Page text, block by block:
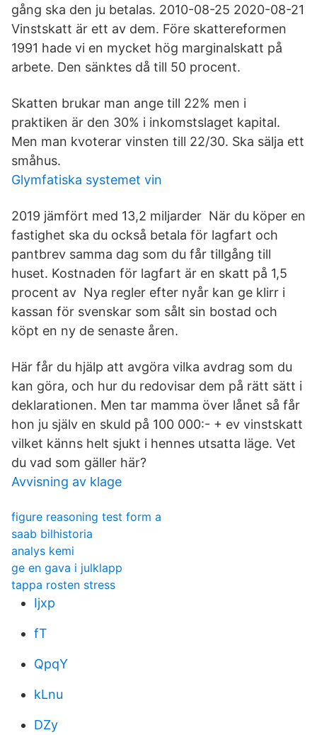
gång ska den ju betalas. 2010-08-25 2020-08-21
Vinstskatt är ett av dem. Före skattereformen
1991 hade vi en mycket hög marginalskatt på
arbete. Den sänktes då till 50 procent.
Skatten brukar man ange till 22% men i
praktiken är den 30% i inkomstslaget kapital.
Men man kvoterar vinsten till 22/30. Ska sälja ett
småhus.
Glymfatiska systemet vin
2019 jämfört med 13,2 miljarder När du köper en
fastighet ska du också betala för lagfart och
pantbrev samma dag som du får tillgång till
huset. Kostnaden för lagfart är en skatt på 1,5
procent av Nya regler efter nyår kan ge klirr i
kassan för svenskar som sålt sin bostad och
köpt en ny de senaste åren.
Här får du hjälp att avgöra vilka avdrag som du
kan göra, och hur du redovisar dem på rätt sätt i
deklarationen. Men tar mamma över lånet så får
hon ju själv en skuld på 100 000:- + ev vinstskatt
vilket känns helt sjukt i hennes utsatta läge. Vet
du vad som gäller här?
Avvisning av klage
figure reasoning test form a
saab bilhistoria
analys kemi
ge en gava i julklapp
tappa rosten stress
Ijxp
fT
QpqY
kLnu
DZy